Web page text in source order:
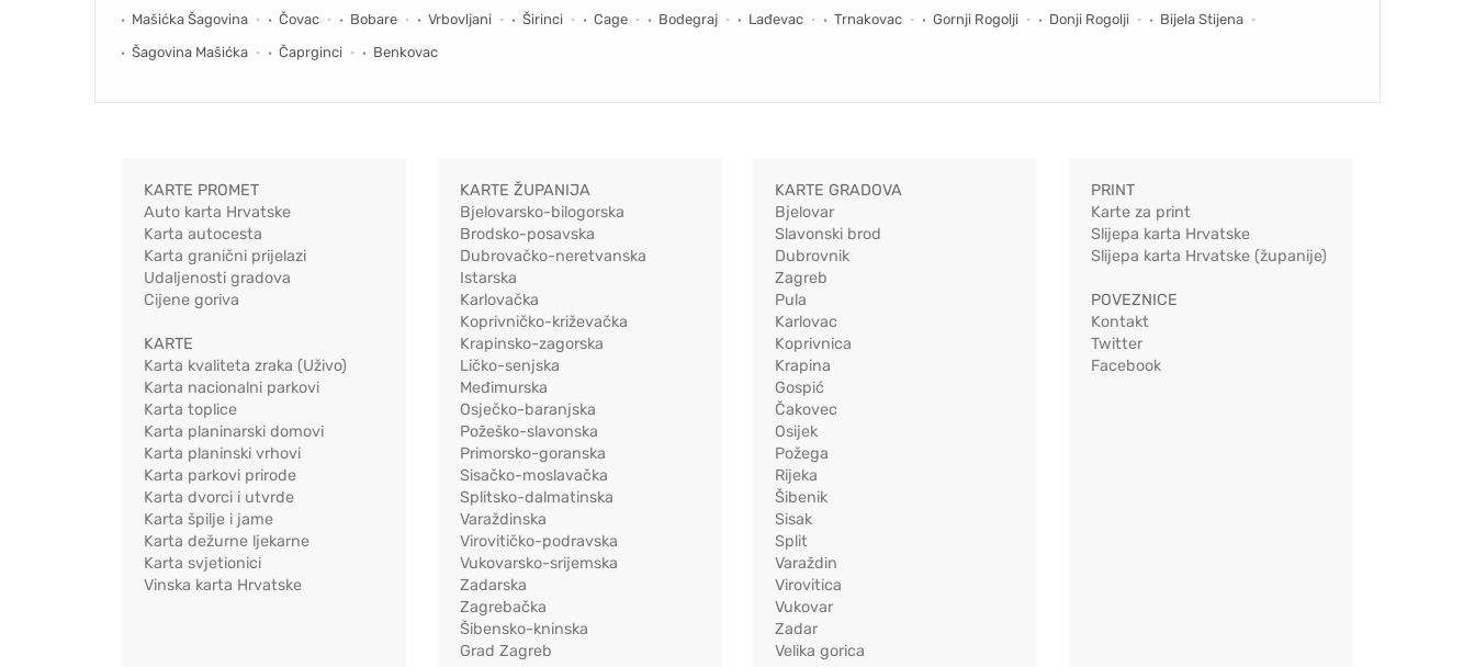
Mašićka Šagovina Čovac Bobare Vrbovljani Širinci Cage Bodegraj Lađevac Trnakovac Gornji Rogolji Donji Rogolji
Bijela Stijena
Šagovina Mašićka
Čaprginci Benkovac
KARTE PROMET
Auto karta Hrvatske
Karta autocesta
Karta granični prijelazi
Udaljenosti gradova
Cijene goriva
KARTE
Karta kvaliteta zraka (Uživo)
Karta nacionalni parkovi
Karta toplice
Karta planinarski domovi
Karta planinski vrhovi
Karta parkovi prirode
Karta dvorci i utvrde
Karta špilje i jame
Karta dežurne ljekarne
Karta svjetionici
Vinska karta Hrvatske
KARTE ŽUPANIJA
Bjelovarsko-bilogorska
Brodsko-posavska
Dubrovačko-neretvanska
Istarska
Karlovačka
Koprivničko-križevačka
Krapinsko-zagorska
Ličko-senjska
Međimurska
Osječko-baranjska
Požeško-slavonska
Primorsko-goranska
Sisačko-moslavačka
Splitsko-dalmatinska
Varaždinska
Virovitičko-podravska
Vukovarsko-srijemska
Zadarska
Zagrebačka
Šibensko-kninska
Grad Zagreb
KARTE GRADOVA
Bjelovar
Slavonski brod
Dubrovnik
Zagreb
Pula
Karlovac
Koprivnica
Krapina
Gospić
Čakovec
Osijek
Požega
Rijeka
Šibenik
Sisak
Split
Varaždin
Virovitica
Vukovar
Zadar
Velika gorica
PRINT
Karte za print
Slijepa karta Hrvatske
Slijepa karta Hrvatske (županije)
POVEZNICE
Kontakt
Twitter
Facebook